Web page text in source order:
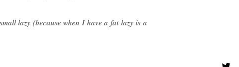
lazy (because when I have a fat lazy is a